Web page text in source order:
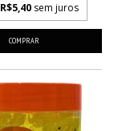
R$5,40 sem juros